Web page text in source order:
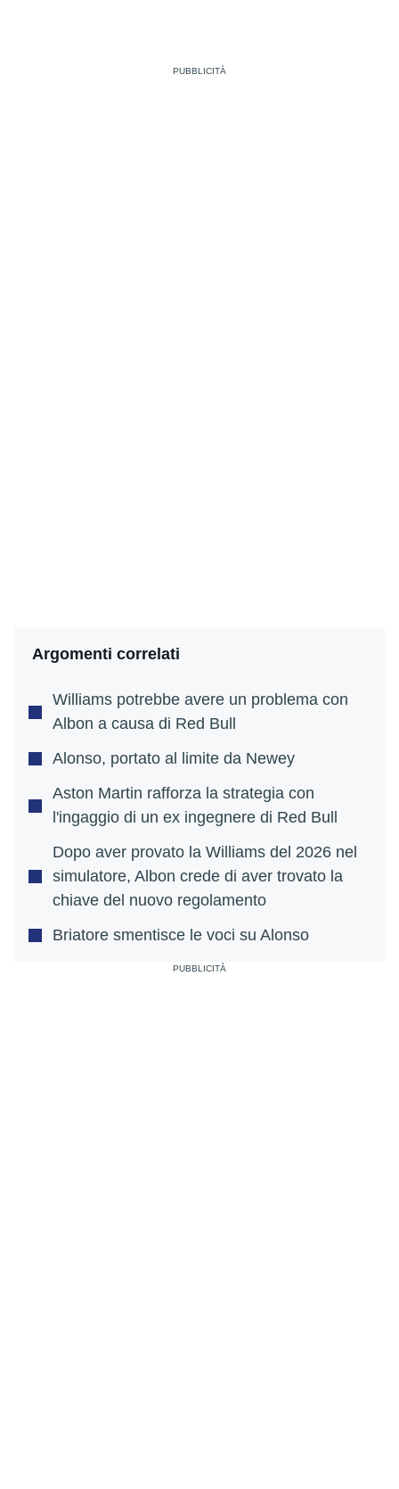
Argomenti correlati
Williams potrebbe avere un problema con
Albon a causa di Red Bull
Alonso, portato al limite da Newey
Aston Martin rafforza la strategia con
l'ingaggio di un ex ingegnere di Red Bull
Dopo aver provato la Williams del 2026 nel
simulatore, Albon crede di aver trovato la
chiave del nuovo regolamento
Briatore smentisce le voci su Alonso